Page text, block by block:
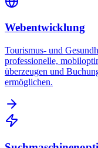
Webentwicklung
Tourismus- und
professionelle,
überzeugen und
ermöglichen.